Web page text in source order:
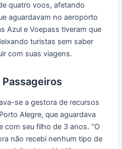
quatro voos, afetando
aguardavam no aeroporto
Azul e Voepass tiveram que
turistas sem saber
com suas viagens.
se a gestora de recursos
Alegre, que aguardava
com seu filho de 3 anos. “O
não recebi nenhum tipo de